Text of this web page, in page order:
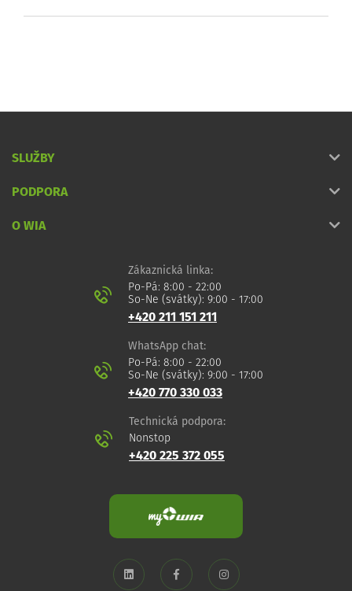
SLUŽBY
PODPORA
O WIA
Zákaznická linka:
Po-Pá: 8:00 - 22:00
So-Ne (svátky): 9:00 - 17:00
+420 211 151 211
WhatsApp chat:
Po-Pá: 8:00 - 22:00
So-Ne (svátky): 9:00 - 17:00
+420 770 330 033
Technická podpora:
Nonstop
+420 225 372 055